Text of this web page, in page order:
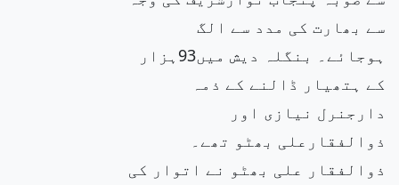
سے بھارت کی مدد سے الگ
ہوجائے۔ بنگلہ دیش میں93ہزار
کے ہتھیار ڈالنے کے ذمہ
دارجنرل نیازی اور
ذوالفقارعلی بھٹو تھے۔
ذوالفقار علی بھٹو نے اتوار کی